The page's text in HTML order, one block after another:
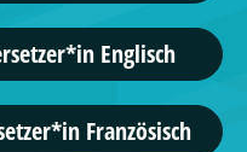
Englisch
Französisch